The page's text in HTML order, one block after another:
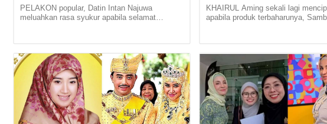
PELAKON popular, Datin Intan Najuwa
meluahkan rasa syukur apabila selamat
cipta fenomena, catat 5
KHAIRUL Aming sekali lagi
apabila produk terbaharunya,